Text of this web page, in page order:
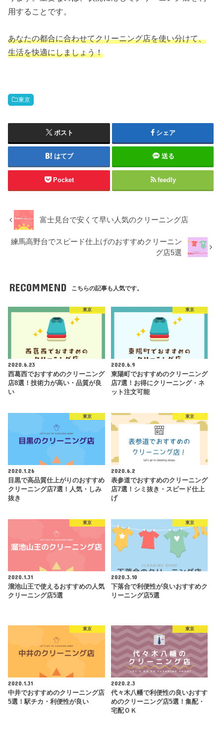
用することです。
あなたの都合に合わせてクリーニング店を使い分けて、
生活を快適にしましょう！
東京
ポスト シェア
はてブ 送る
Pocket feedly
富士見台で安くて早い人気のクリーニング店
練馬高野台でスピード仕上げのおすすめクリーニン
グ店5選
RECOMMEND こちらの記事も人気です。
東京
2020.6.23
西葛西でおすすめのクリーニング
店8選！技術力が高い・品質が良
い
東京
2020.6.9
東陽町でおすすめのクリーニング
店7選！お得にクリーニング・ネ
ット注文可能
東京
2020.1.26
目黒で高品質仕上がりのおすすめ
クリーニング店7選！人気・しみ
抜き
東京
2020.6.2
表参道でおすすめのクリーニング
店7選！シミ抜き・スピード仕上
げ
東京
2020.1.31
溜池山王で使えるおすすめの人気
クリーニング店5選
東京
2020.3.10
下落合で利便性が良いおすすめク
リーニング店5選
東京
2020.1.31
中井でおすすめのクリーニング店
5選！駅チカ・利便性が良い
東京
2020.2.3
代々木八幡で利便性の良いおすす
めのクリーニング店5選！集配・
宅配ＯＫ